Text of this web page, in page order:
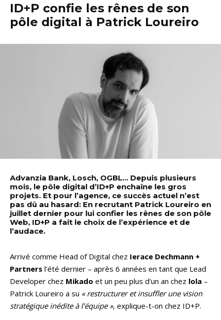
ID+P confie les rênes de son
pôle digital à Patrick Loureiro
Advanzia Bank, Losch, OGBL… Depuis plusieurs
mois, le pôle digital d’ID+P enchaîne les gros
projets. Et pour l’agence, ce succès actuel n’est
pas dû au hasard: En recrutant Patrick Loureiro en
juillet dernier pour lui confier les rênes de son pôle
Web, ID+P a fait le choix de l’expérience et de
l’audace.
Arrivé comme Head of Digital chez Ierace Dechmann +
Partners l’été dernier – après 6 années en tant que Lead
Developer chez Mikado et un peu plus d’un an chez lola –
Patrick Loureiro a su « restructurer et insuffler une vision
stratégique inédite à l’équipe », explique-t-on chez ID+P.